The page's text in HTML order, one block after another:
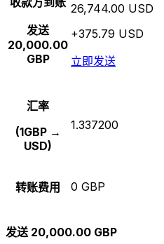
发送
20,000.00
GBP
26,744.00 USD
+375.79 USD
立即发送
汇率
(1GBP →
USD)
1.337200
转账费用 0 GBP
发送 20,000.00 GBP